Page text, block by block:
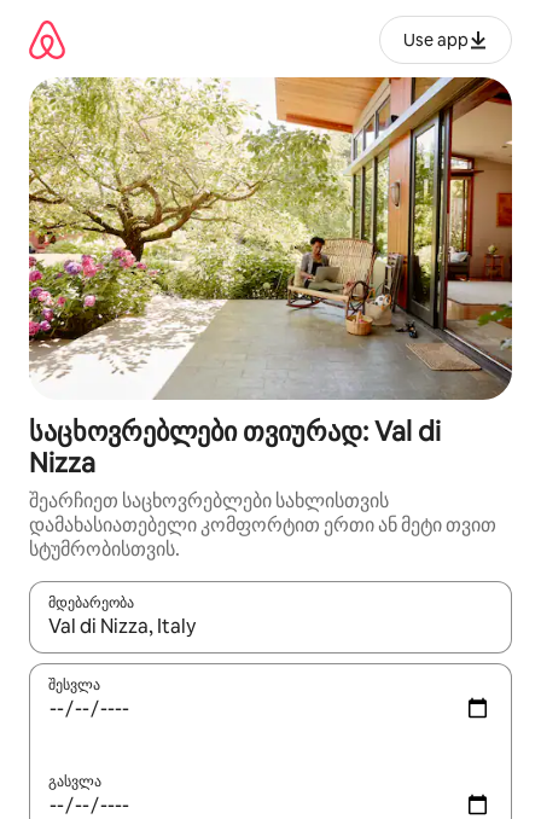
გადასვლა
Use app
საცხოვრებლები თვიურად: Val di
Nizza
შეარჩიეთ საცხოვრებლები სახლისთვის
დამახასიათებელი კომფორტით ერთი ან მეტი თვით
სტუმრობისთვის.
მდებარეობა
როცა შედეგები ხელმისაწვდომი გახდება, ნავიგაციისთვის
შესვლა
გასვლა